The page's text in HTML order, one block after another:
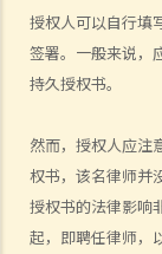
授权人可以自行填
签署。一般来说，
持久授权书。
然而，授权人应注
权书，该名律师并
授权书的法律影响
起，即聘任律师，
2. 受权人的权限、
a. 权限
我只要签署一份持
打点一切事务，对
b. 责任和法律责任